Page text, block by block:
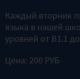
Каждый вторник
языка в нашей
уровней от В1.1
Цена: 200 РУБ